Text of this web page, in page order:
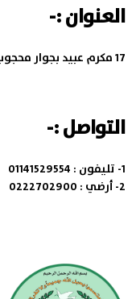
العنوان :-
17 مكرم عبيد بجوار محجوب المنطقة السادسة مدينة نصر .
التواصل :-
1- تليفون :
01141529554
2- أرضي :
0222702900